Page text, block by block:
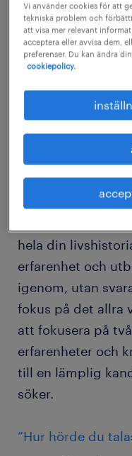
10
”Kan du berätta
Det här brukar
frågorna under
hela din
erfarenhet och
igenom, utan
fokus på det allra
att fokusera på
erfarenheter och
till en lämplig
söker.
”Hur hörde du
Vi använder cookies för att
tekniska problem och
att visa mer relevant
acceptera eller avvisa dem,
preferenser. Du kan ändra
cookiepolicy.